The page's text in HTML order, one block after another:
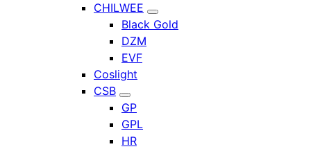
CHILWEE
Black Gold
DZM
EVF
Coslight
CSB
GP
GPL
HR